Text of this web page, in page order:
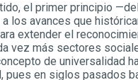
el primer principio
los avances que
extender el
vez más sectores
de universalidad
pues en siglos pasados